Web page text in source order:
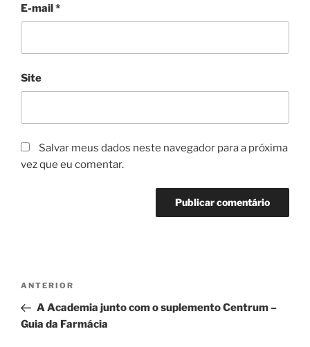
E-mail*
Site
Salvar meus dados neste navegador para a próxima
vez que eu comentar.
Navegação
Post
Post
anterior
ANTERIOR
A Academia junto com o suplemento Centrum –
Guia da Farmácia